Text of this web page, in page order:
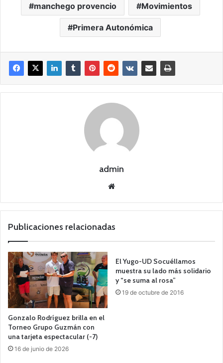
manchego provencio Movimientos
Primera Autonómica
admin
we
Publicaciones relacionadas
Gonzalo Rodríguez brilla en el
Torneo Grupo Guzmán con
una tarjeta espectacular (-7)
16 de junio de 2026
El Yugo-UD Socuéllamos
muestra su lado más solidario
y “se suma al rosa”
19 de octubre de 2016